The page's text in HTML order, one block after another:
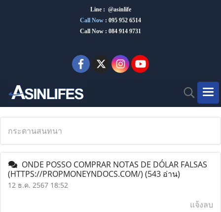
Line : @asinlife
Call Now : 095 952 6514
Call Now : 084 914 9731
กระดานสนทนา
ONDE POSSO COMPRAR NOTAS DE DÓLAR FALSAS
(HTTPS://PROPMONEYNDOCS.COM/) (543 อ่าน)
12 ธ.ค. 2567 18:52
แจ้งลบ